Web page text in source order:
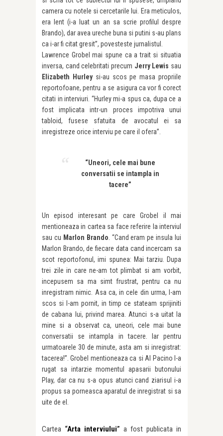
camera cu notele si cercetarile lui. Era meticulos,
era lent (i-a luat un an sa scrie profilul despre
Brando), dar avea ureche buna si putini s-au plans
ca i-ar fi citat gresit”, povesteste jurnalistul.
Lawrence Grobel mai spune ca a trait si situatia
inversa, cand celebritati precum Jerry Lewis sau
Elizabeth Hurleysi-au scos pe masa propriile
reportofoane, pentru a se asigura ca vor fi corect
citati in interviuri. “Hurley mi-a spus ca, dupa ce a
fost implicata intr-un proces impotriva unui
tabloid, fusese sfatuita de avocatul ei sa
inregistreze orice interviu pe care il ofera”.
“Uneori, cele mai bune
conversatii se intampla in
tacere”
Un episod interesant pe care Grobel il mai
mentioneaza in cartea sa face referire la interviul
sau cu Marlon Brando. “Cand eram pe insula lui
Marlon Brando, de fiecare data cand incercam sa
scot reportofonul, imi spunea: Mai tarziu. Dupa
trei zile in care ne-am tot plimbat si am vorbit,
incepusem sa ma simt frustrat, pentru ca nu
inregistram nimic. Asa ca, in cele din urma, l-am
scos si l-am pornit, in timp ce stateam sprijiniti
de cabana lui, privind marea. Atunci s-a uitat la
mine si a observat ca, uneori, cele mai bune
conversatii se intampla in tacere. Iar pentru
urmatoarele 30 de minute, asta am si inregistrat:
tacerea!”. Grobel mentioneaza ca si Al Pacino l-a
rugat sa intarzie momentul apasarii butonului
Play, dar ca nu s-a opus atunci cand ziarisul i-a
propus sa porneasca aparatul de inregistrat si sa
uite de el.
Cartea “Arta interviului” a fost publicata in